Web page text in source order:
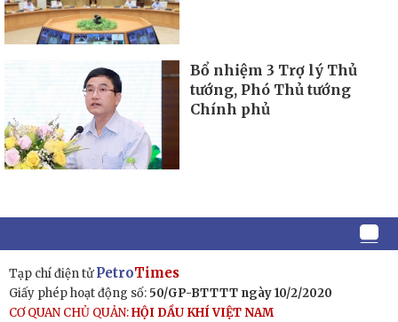
Bổ nhiệm 3 Trợ lý Thủ
tướng, Phó Thủ tướng
Chính phủ
Tạp chí điện tửPetroTimes
Giấy phép hoạt động số: 50/GP-BTTTT ngày 10/2/2020
CƠ QUAN CHỦ QUẢN:HỘI DẦU KHÍ VIỆT NAM